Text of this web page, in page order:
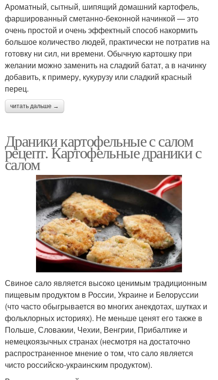
Ароматный, сытный, шипящий домашний картофель,
фаршированный сметанно-беконной начинкой — это
очень простой и очень эффектный способ накормить
большое количество людей, практически не потратив на
готовку ни сил, ни времени. Обычную картошку при
желании можно заменить на сладкий батат, а в начинку
добавить, к примеру, кукурузу или сладкий красный
перец.
читать дальше →
Драники картофельные с салом
рецепт. Картофельные драники с
салом
Свиное сало является высоко ценимым традиционным
пищевым продуктом в России, Украине и Белоруссии
(что часто обыгрывается во многих анекдотах, шутках и
фольклорных историях). Не меньше ценят его также в
Польше, Словакии, Чехии, Венгрии, Прибалтике и
немецкоязычных странах (несмотря на достаточно
распространенное мнение о том, что сало является
чисто российско-украинским продуктом).